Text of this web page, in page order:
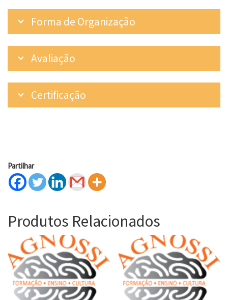
Forma de Organização
Avaliação
Certificação
Partilhar
Produtos Relacionados